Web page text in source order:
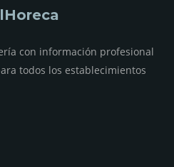
con información profesional
todos los establecimientos